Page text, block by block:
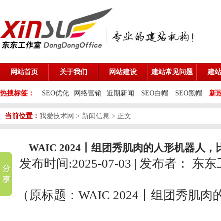
网站首页 关于我们 网站建设 建站常见问题 建
热搜标签： SEO优化 网络营销 近期新闻 SEO白帽 SEO黑帽 新
当前位置： 我爱技术网 > 新闻信息 > 正文
WAIC 2024丨组团秀肌肉的人形机器人，
发布时间:2025-07-03 | 发布者： 东东
（原标题：WAIC 2024丨组团秀肌